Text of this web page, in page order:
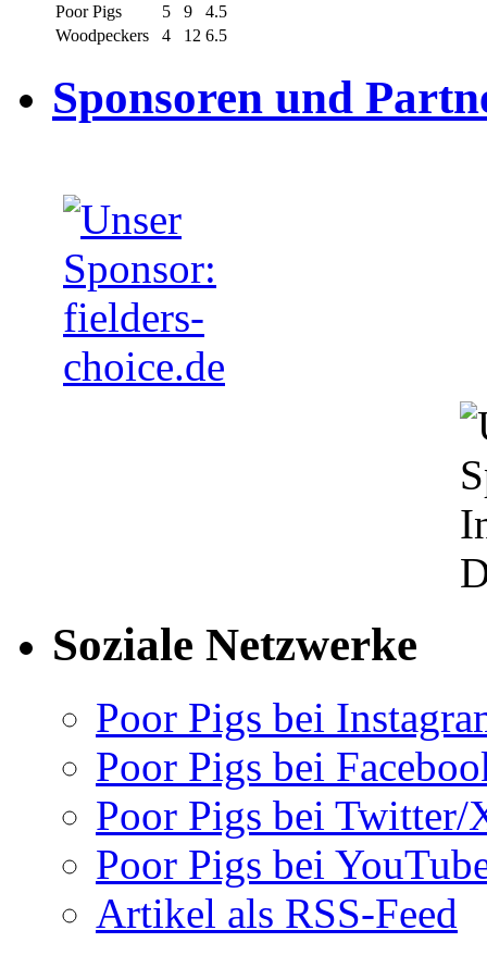
Poor Pigs
5 9
4.5
Woodpeckers
4 12 6.5
Sponsoren und
Soziale Netzwerke
Poor Pigs bei
Poor Pigs bei
Poor Pigs bei Twitter/
Poor Pigs bei
Artikel als RSS-Feed